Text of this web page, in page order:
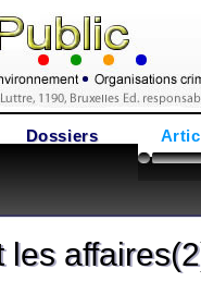
Dossiers
les